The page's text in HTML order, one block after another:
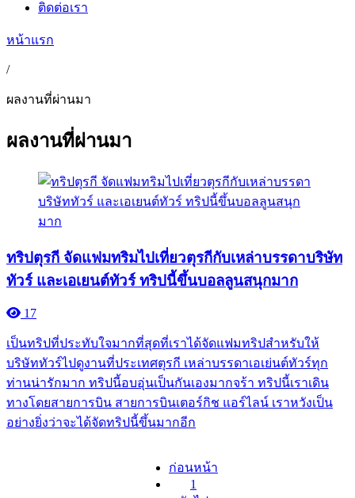
ติดต่อเรา
หน้าแรก
/
ผลงานที่ผ่านมา
ผลงานที่ผ่านมา
ทริปตุรกี จัดแฟมทริมไปเที่ยวตุรกีกับเหล่าบรรดาบริษัท
ทัวร์ และเอเยนต์ทัวร์ ทริปนี้ขึ้นบอลลูนสนุกมาก
17
เป็นทริปที่ประทับใจมากที่สุดที่เราได้จัดแฟมทริปสำหรับให้
บริษัททัวร์ไปดูงานที่ประเทศตุรกี เหล่าบรรดาเอเย่นต์ทัวร์ทุก
ท่านน่ารักมาก ทริปนี้อบอุ่นเป็นกันเองมากจร้า ทริปนี้เราเดิน
ทางโดยสายการบิน สายการบินเตอร์กิช แอร์ไลน์ เราหวังเป็น
อย่างยิ่งว่าจะได้จัดทริปนี้ขึ้นมากอีก
ก่อนหน้า
1